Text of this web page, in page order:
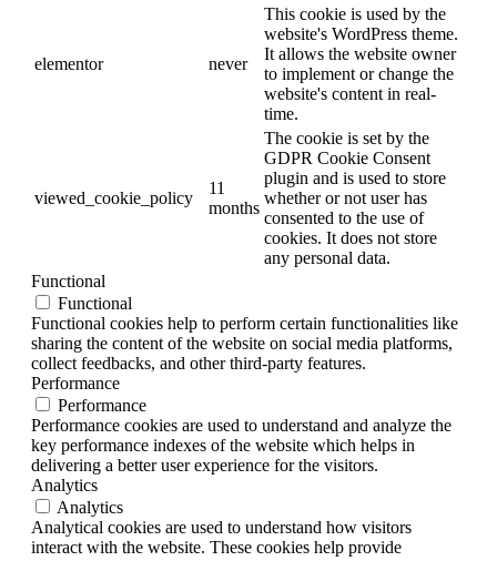
elementor never
This cookie is used by the
website's WordPress theme.
It allows the website owner
to implement or change the
website's content in real-
time.
viewed_cookie_policy
11
months
The cookie is set by the
GDPR Cookie Consent
plugin and is used to store
whether or not user has
consented to the use of
cookies. It does not store
any personal data.
Functional
Functional
Functional cookies help to perform certain functionalities like
sharing the content of the website on social media platforms,
collect feedbacks, and other third-party features.
Performance
Performance
Performance cookies are used to understand and analyze the
key performance indexes of the website which helps in
delivering a better user experience for the visitors.
Analytics
Analytics
Analytical cookies are used to understand how visitors
interact with the website. These cookies help provide